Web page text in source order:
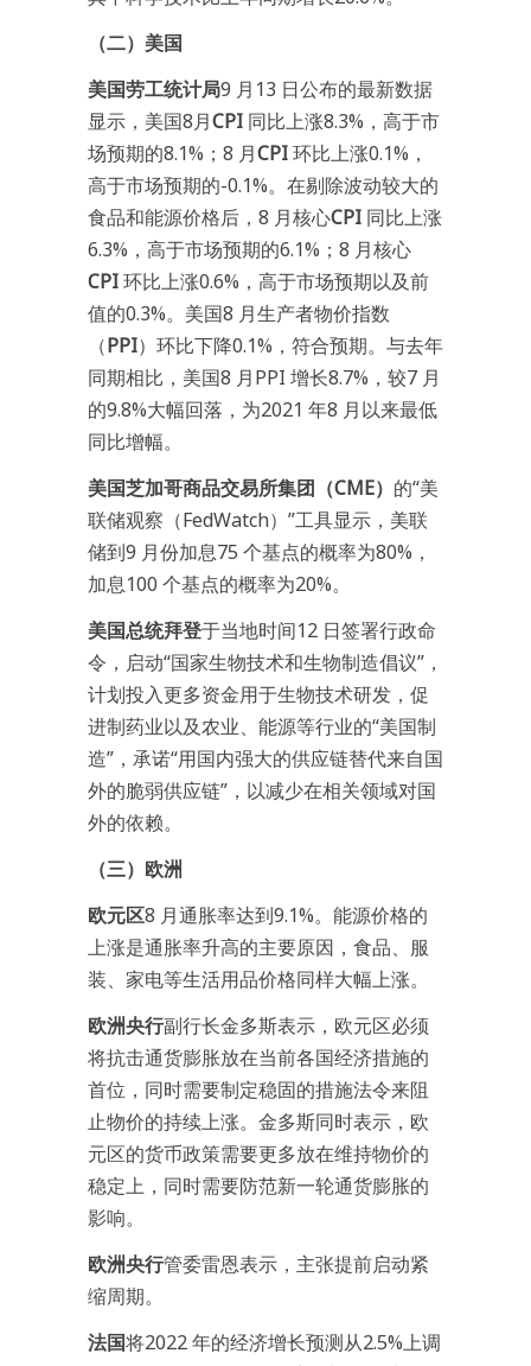
（二）美国
美国劳工统计局9 月13 日公布的最新数据
显示，美国8月CPI 同比上涨8.3%，高于市
场预期的8.1%；8 月CPI环比上涨0.1%，
高于市场预期的-0.1%。在剔除波动较大的
食品和能源价格后，8 月核心CPI 同比上涨
6.3%，高于市场预期的6.1%；8 月核心
CPI环比上涨0.6%，高于市场预期以及前
值的0.3%。美国8 月生产者物价指数
（PPI）环比下降0.1%，符合预期。与去年
同期相比，美国8 月PPI 增长8.7%，较7 月
的9.8%大幅回落，为2021 年8 月以来最低
同比增幅。
美国芝加哥商品交易所集团（CME） 的“美
联储观察（FedWatch）”工具显示，美联
储到9 月份加息75 个基点的概率为80%，
加息100 个基点的概率为20%。
美国总统拜登于当地时间12 日签署行政命
令，启动“国家生物技术和生物制造倡议”，
计划投入更多资金用于生物技术研发，促
进制药业以及农业、能源等行业的“美国制
造”，承诺“用国内强大的供应链替代来自国
外的脆弱供应链”，以减少在相关领域对国
外的依赖。
（三）欧洲
欧元区8 月通胀率达到9.1%。能源价格的
上涨是通胀率升高的主要原因，食品、服
装、家电等生活用品价格同样大幅上涨。
欧洲央行副行长金多斯表示，欧元区必须
将抗击通货膨胀放在当前各国经济措施的
首位，同时需要制定稳固的措施法令来阻
止物价的持续上涨。金多斯同时表示，欧
元区的货币政策需要更多放在维持物价的
稳定上，同时需要防范新一轮通货膨胀的
影响。
欧洲央行管委雷恩表示，主张提前启动紧
缩周期。
法国将2022 年的经济增长预测从2.5%上调